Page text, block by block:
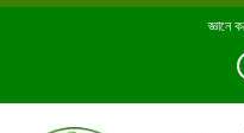
Skip
জ্ঞানে